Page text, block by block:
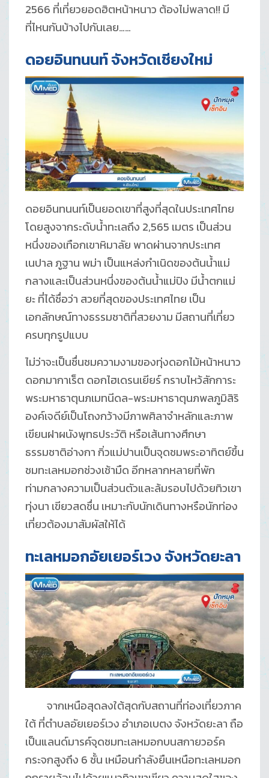
2566 ที่เที่ยวยอดฮิตหน้าหนาว ต้องไม่พลาด!! มี
ที่ไหนกันบ้างไปกันเลย……
ดอยอินทนนท์ จังหวัดเชียงใหม่
ดอยอินทนนท์เป็นยอดเขาที่สูงที่สุดในประเทศไทย
โดยสูงจากระดับน้ำทะเลถึง 2,565 เมตร เป็นส่วน
หนึ่งของเทือกเขาหิมาลัย พาดผ่านจากประเทศ
เนปาล ภูฐาน พม่า เป็นแหล่งกำเนิดของต้นน้ำแม่
กลางและเป็นส่วนหนึ่งของต้นน้ำแม่ปิง มีน้ำตกแม่
ยะ ที่ได้ชื่อว่า สวยที่สุดของประเทศไทย เป็น
เอกลักษณ์ทางธรรมชาติที่สวยงาม มีสถานที่เที่ยว
ครบทุกรูปแบบ
ไม่ว่าจะเป็นชื่นชมความงามของทุ่งดอกไม้หน้าหนาว
ดอกมากาเร็ต ดอกไฮเดรนเยียร์ กราบไหว้สักการะ
พระมหาธาตุนภเมทนีดล-พระมหาธาตุนภพลภูมิสิริ
องค์เจดีย์เป็นโถงกว้างมีภาพศิลาจำหลักและภาพ
เขียนฝาผนังพุทธประวัติ หรือเส้นทางศึกษา
ธรรมชาติอ่างกา กิ่วแม่ปานเป็นจุดชมพระอาทิตย์ขึ้น
ชมทะเลหมอกช่วงเช้ามืด อีกหลากหลายที่พัก
ท่ามกลางความเป็นส่วนตัวและล้มรอบไปด้วยทิวเขา
ทุ่งนา เขียวสดชื่น เหมาะกับนักเดินทางหรือนักท่อง
เที่ยวต้องมาสัมผัสให้ได้
ทะเลหมอกอัยเยอร์เวง จังหวัดยะลา
จากเหนือสุดลงใต้สุดกับสถานที่ท่องเที่ยวภาค
ใต้ ที่ตำบลอัยเยอร์เวง อำเภอเบตง จังหวัดยะลา ถือ
เป็นแลนด์มารค์จุดชมทะเลหมอกบนสกายวอร์ค
กระจกสูงถึง 6 ชั้น เหมือนกำลังยืนเหนือทะเลหมอก